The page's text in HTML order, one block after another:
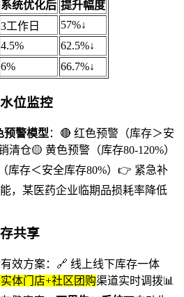
系统优化后 提升幅度
3工作日
57%↓
4.5%
62.5%↓
6% 66.7%↓
位监控
预警模型 ：🔴 红色预警（库存＞安
仓🟡 黄色预警（库存80-120%）
库存＜安全库存80%）👉 紧急补
，某医药企业临期品损耗率降低
共享
效方案：🔗 线上线下库存一体
体门店+社区团购渠道实时调拨📊